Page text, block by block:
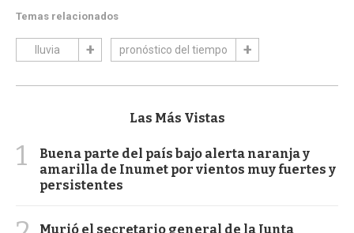
Temas relacionados
lluvia pronóstico del tiempo
Las Más Vistas
1
Buena parte del país bajo alerta naranja y
amarilla de Inumet por vientos muy fuertes y
persistentes
Murió el secretario general de la Junta